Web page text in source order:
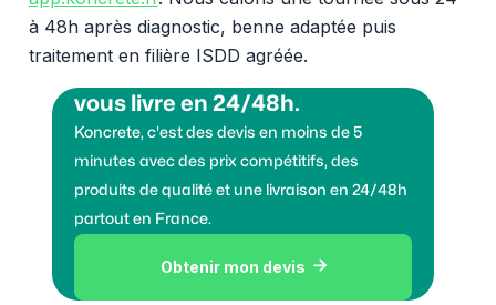
à 48h après diagnostic, benne adaptée puis
traitement en filière ISDD agréée.
vous livre en 24/48h.
Koncrete, c'est des devis en moins de 5
minutes avec des prix compétitifs, des
produits de qualité et une livraison en 24/48h
partout en France.
Obtenir mon devis 